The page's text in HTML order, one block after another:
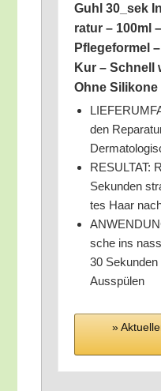
Guhl 30_​sek
ra­tur – 100ml
Pfle­ge­for­mel
Kur – Schnell
Ohne Silikone
den
RESULTAT:
Sekun­den
tes Haar
sche ins
30
Ausspülen
»